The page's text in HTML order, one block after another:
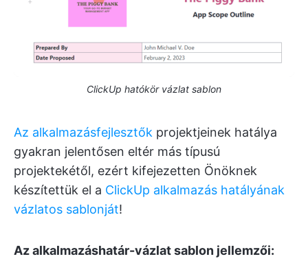
ClickUp hatókör vázlat sablon
Az alkalmazásfejlesztők projektjeinek hatálya
gyakran jelentősen eltér más típusú
projektekétől, ezért kifejezetten Önöknek
készítettük el a ClickUp alkalmazás hatályának
vázlatos sablonját!
Az alkalmazáshatár-vázlat sablon jellemzői: